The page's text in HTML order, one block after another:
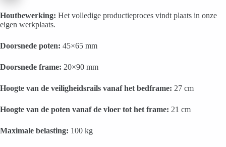
Houtbewerking: Het volledige productieproces vindt plaats in onze
eigen werkplaats.
Doorsnede poten: 45×65 mm
Doorsnede frame: 20×90 mm
Hoogte van de veiligheidsrails vanaf het bedframe: 27 cm
Hoogte van de poten vanaf de vloer tot het frame: 21 cm
Maximale belasting: 100 kg